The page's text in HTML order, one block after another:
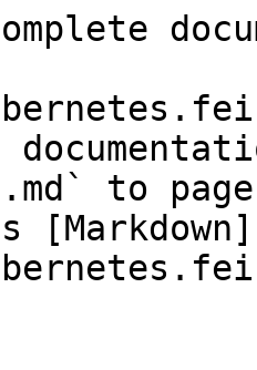
to
[Markdown]